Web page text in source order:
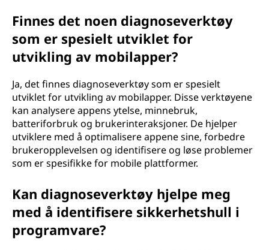
Finnes det noen diagnoseverktøy
som er spesielt utviklet for
utvikling av mobilapper?
Ja, det finnes diagnoseverktøy som er spesielt
utviklet for utvikling av mobilapper. Disse verktøyene
kan analysere appens ytelse, minnebruk,
batteriforbruk og brukerinteraksjoner. De hjelper
utviklere med å optimalisere appene sine, forbedre
brukeropplevelsen og identifisere og løse problemer
som er spesifikke for mobile plattformer.
Kan diagnoseverktøy hjelpe meg
med å identifisere sikkerhetshull i
programvare?